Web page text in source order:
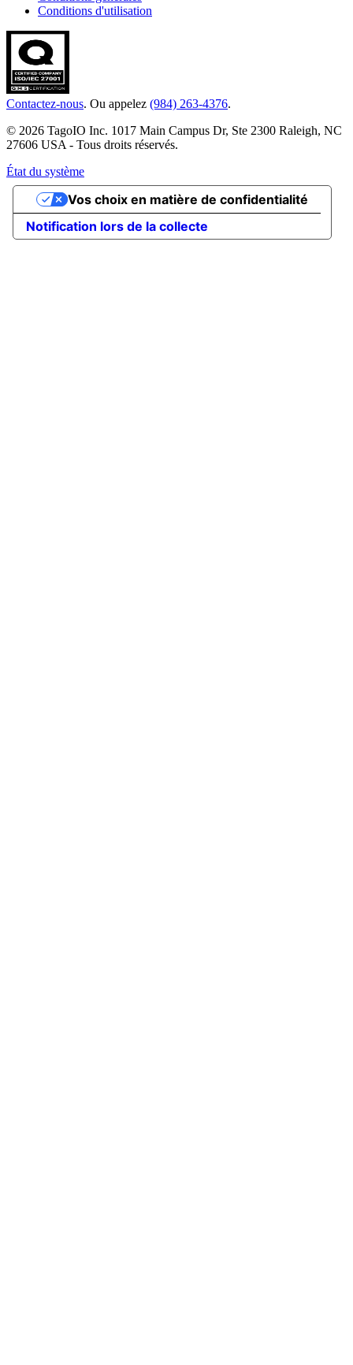
Conditions d'utilisation
Contactez-nous. Ou appelez (984) 263-4376.
© 2026 TagoIO Inc. 1017 Main Campus Dr, Ste 2300 Raleigh, NC
27606 USA - Tous droits réservés.
État du système
Notification lors de la collecte
Vos choix en matière de confidentialité